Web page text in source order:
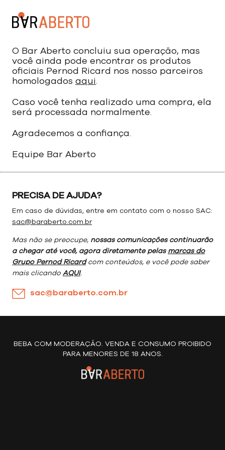
O Bar Aberto concluiu sua operação, mas
você ainda pode encontrar os produtos
oficiais Pernod Ricard nos nosso parceiros
homologados aqui.
Caso você tenha realizado uma compra, ela
será processada normalmente.
Agradecemos a confiança.
Equipe Bar Aberto
PRECISA DE AJUDA?
Em caso de dúvidas, entre em contato com o nosso SAC:
sac@baraberto.com.br
Mas não se preocupe, nossas comunicações continuarão
a chegar até você, agora diretamente pelas marcas do
Grupo Pernod Ricardcom conteúdos, e você pode saber
mais clicando AQUI.
sac@baraberto.com.br
BEBA COM MODERAÇÃO. VENDA E CONSUMO PROIBIDO
PARA MENORES DE 18 ANOS.